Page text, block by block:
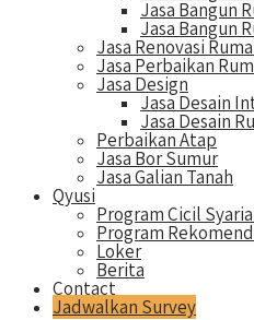
Jasa Bangun
Jasa Bangun
Jasa Renovasi
Jasa Perbaikan
Jasa Design
Jasa Desain
Jasa Desain
Perbaikan Atap
Jasa Bor Sumur
Jasa Galian Tanah
Qyusi
Program Cicil
Program
Loker
Berita
Contact
Jadwalkan Survey